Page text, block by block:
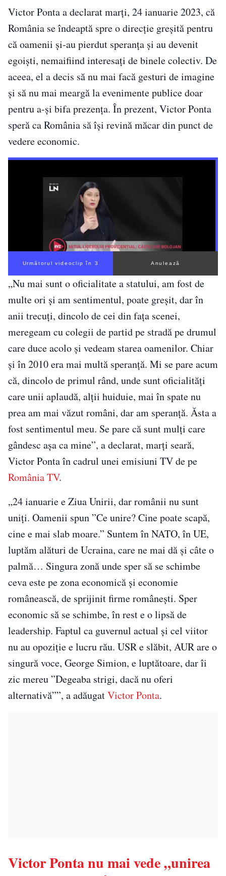
Victor Ponta a declarat marți, 24 ianuarie 2023, că
România se îndeaptă spre o direcție greșită pentru
că oamenii și-au pierdut speranța și au devenit
egoiști, nemaifiind interesați de binele colectiv. De
aceea, el a decis să nu mai facă gesturi de imagine
și să nu mai meargă la evenimente publice doar
pentru a-și bifa prezența. În prezent, Victor Ponta
speră ca România să își revină măcar din punct de
vedere economic.
Următorul videoclip în 2 Anulează
„Nu mai sunt o oficialitate a statului, am fost de
multe ori și am sentimentul, poate greșit, dar în
anii trecuți, dincolo de cei din fața scenei,
meregeam cu colegii de partid pe stradă pe drumul
care duce acolo și vedeam starea oamenilor. Chiar
și în 2010 era mai multă speranță. Mi se pare acum
că, dincolo de primul rând, unde sunt oficialități
care unii aplaudă, alții huiduie, mai în spate nu
prea am mai văzut români, dar am speranță. Ăsta a
fost sentimentul meu. Se pare că sunt mulți care
gândesc așa ca mine”, a declarat, marți seară,
Victor Ponta în cadrul unei emisiuni TV de pe
România TV.
„24 ianuarie e Ziua Unirii, dar românii nu sunt
uniți. Oamenii spun ”Ce unire? Cine poate scapă,
cine e mai slab moare.” Suntem în NATO, în UE,
luptăm alături de Ucraina, care ne mai dă și câte o
palmă… Singura zonă unde sper să se schimbe
ceva este pe zona economică și economie
românească, de sprijinit firme românești. Sper
economic să se schimbe, în rest e o lipsă de
leadership. Faptul ca guvernul actual și cel viitor
nu au opoziție e lucru rău. USR e slăbit, AUR are o
singură voce, George Simion, e luptătoare, dar îi
zic mereu ”Degeaba strigi, dacă nu oferi
alternativă””, a adăugatVictor Ponta.
Victor Ponta nu mai vede „unirea